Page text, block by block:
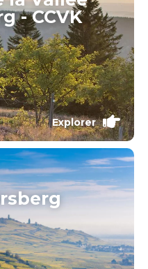
- CCVK
Explorer